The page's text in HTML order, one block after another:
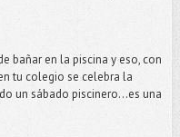
bañar en la piscina y eso, con
tu colegio se celebra la
un sábado piscinero…es una